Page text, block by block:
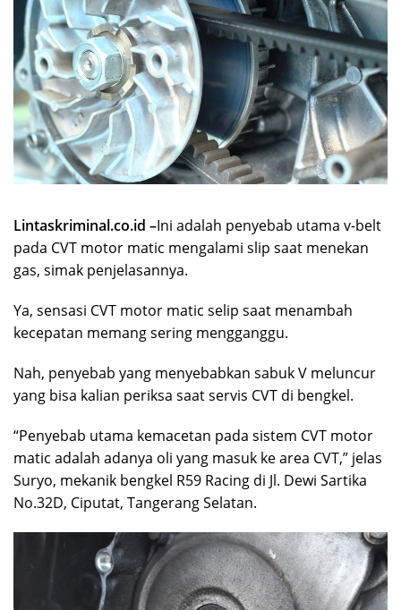
Lintaskriminal.co.id –Ini adalah penyebab utama v-belt
pada CVT motor matic mengalami slip saat menekan
gas, simak penjelasannya.
Ya, sensasi CVT motor matic selip saat menambah
kecepatan memang sering mengganggu.
Nah, penyebab yang menyebabkan sabuk V meluncur
yang bisa kalian periksa saat servis CVT di bengkel.
“Penyebab utama kemacetan pada sistem CVT motor
matic adalah adanya oli yang masuk ke area CVT,” jelas
Suryo, mekanik bengkel R59 Racing di Jl. Dewi Sartika
No.32D, Ciputat, Tangerang Selatan.